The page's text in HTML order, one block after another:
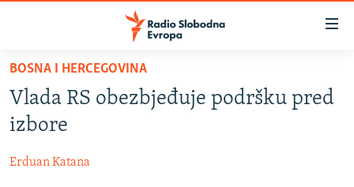
Pređite
glavni
sadržaj
na
VIJESTI
BOSNA I HERCEGOVINA
KOSOVO
BOSNA I HERCEGOVINA
Vlada RS obezbjeđuje podršku pred
izbore
Erduan Katana